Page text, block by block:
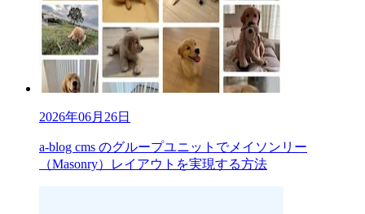
2026年06月26日
a-blog cms のグループユニットでメイソンリー
（Masonry）レイアウトを実現する方法